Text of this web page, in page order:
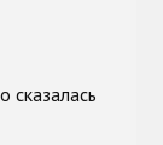
сказалась